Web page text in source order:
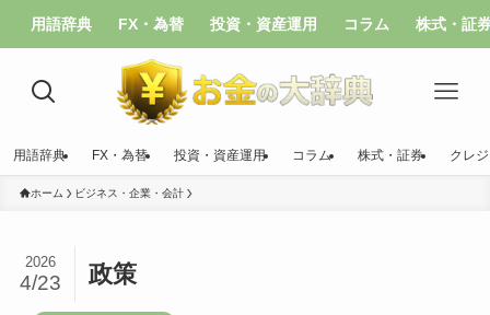
用語辞典 FX・為替 投資・資産運用 コラム 株式・証
用語辞典 FX・為替 投資・資産運用 コラム 株式・証券 クレ
ホーム ビジネス・企業・会計
政策
2026
4/23